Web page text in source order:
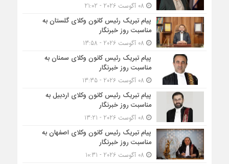
پیام تبریک رئیس کانون وکلای گلستان به
مناسبت روز خبرنگار
پیام تبریک رئیس کانون وکلای سمنان به
مناسبت روز خبرنگار
پیام تبریک رئیس کانون وکلای اردبیل به
مناسبت روز خبرنگار
پیام تبریک رئیس کانون وکلای اصفهان به
مناسبت روز خبرنگار